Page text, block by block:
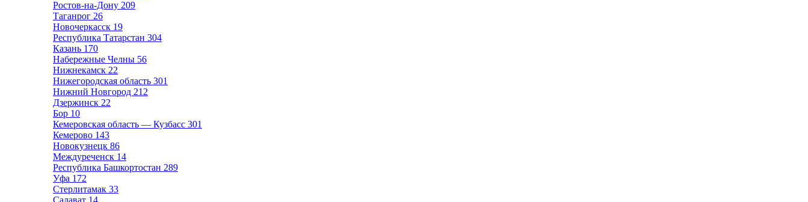
Ростов-на-Дону 209
Таганрог 26
Новочеркасск 19
Республика Татарстан 304
Казань 170
Набережные Челны 56
Нижнекамск 22
Нижегородская область 301
Нижний Новгород 212
Дзержинск 22
Бор 10
Кемеровская область — Кузбасс 301
Кемерово 143
Новокузнецк 86
Междуреченск 14
Республика Башкортостан 289
Уфа 172
Стерлитамак 33
Салават 14